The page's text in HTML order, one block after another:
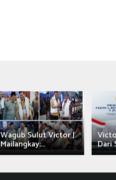
Wagub Sulut Victor J.
Mailangkay:... Dari